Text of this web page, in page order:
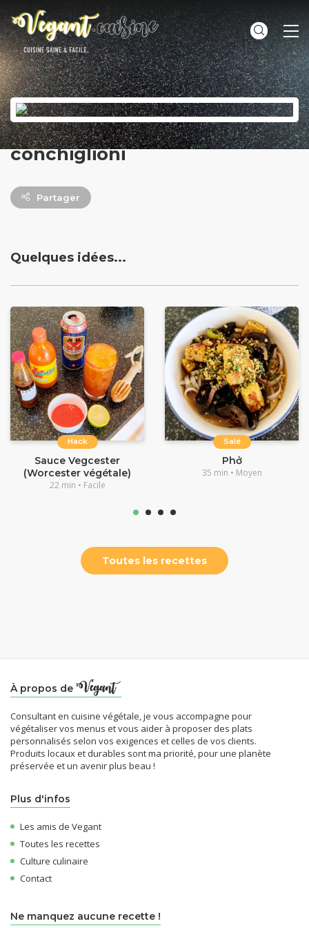
conchiglioni
Partager
Quelques idées...
Hack
Sauce Vegcester
(Worcester végétale)
22 min • Facile
Salé
Phở
35 min • Moyen
Toutes les recettes
À propos de
Consultant en cuisine végétale, je vous accompagne pour
végétaliser vos menus et vous aider à proposer des plats
personnalisés selon vos exigences et celles de vos clients.
Produits locaux et durables sont ma priorité, pour une planète
préservée et un avenir plus beau !
Plus d'infos
Les amis de Vegant
Toutes les recettes
Culture culinaire
Contact
Ne manquez aucune recette !